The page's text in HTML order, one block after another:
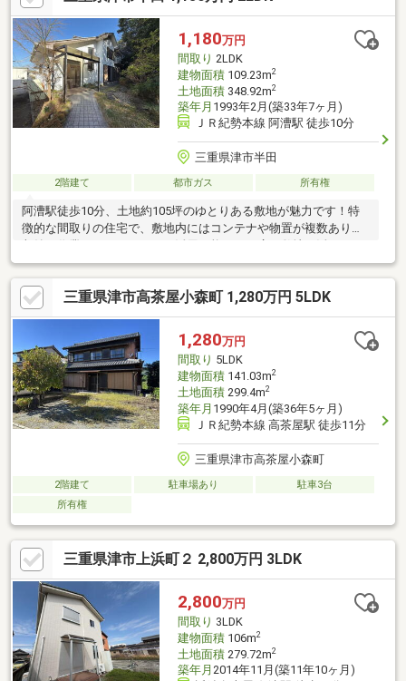
1,180万円
間取り 2LDK
建物面積109.23m2
土地面積348.92m2
築年月 1993年2月(築33年7ヶ月)
ＪＲ紀勢本線 阿漕駅 徒歩10分
三重県津市半田
2階建て 都市ガス 所有権
阿漕駅徒歩10分、土地約105坪のゆとりある敷地が魅力です！特
徴的な間取りの住宅で、敷地内にはコンテナや物置が複数あり、
て、家庭菜園など多用途にご利用いただけます。
三重県津市高茶屋小森町 1,280万円 5LDK
1,280万円
間取り 5LDK
建物面積141.03m2
土地面積299.4m2
築年月 1990年4月(築36年5ヶ月)
ＪＲ紀勢本線 高茶屋駅 徒歩11分
三重県津市高茶屋小森町
2階建て 駐車場あり
駐車3台
所有権
三重県津市上浜町２ 2,800万円 3LDK
2,800万円
間取り 3LDK
建物面積106m2
土地面積279.72m2
築年月 2014年11月(築11年10ヶ月)